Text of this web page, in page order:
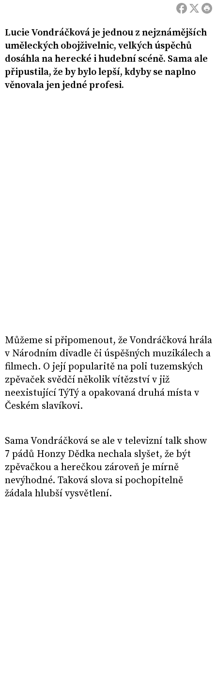
Lucie Vondráčková je jednou z nejznámějších
uměleckých obojživelnic, velkých úspěchů
dosáhla na herecké i hudební scéně. Sama ale
připustila, že by bylo lepší, kdyby se naplno
věnovala jen jedné profesi.
Můžeme si připomenout, že Vondráčková hrála
v Národním divadle či úspěšných muzikálech a
filmech. O její popularitě na poli tuzemských
zpěvaček svědčí několik vítězství v již
neexistující TýTý a opakovaná druhá místa v
Českém slavíkovi.
Sama Vondráčková se ale v televizní talk show
7 pádů Honzy Dědka nechala slyšet, že být
zpěvačkou a herečkou zároveň je mírně
nevýhodné. Taková slova si pochopitelně
žádala hlubší vysvětlení.